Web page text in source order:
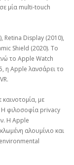
μία multi-touch
Retina Display (2010),
Shield (2020). Το
το Apple Watch
η Apple λανσάρει το
καινοτομία, με
Η φιλοσοφία privacy
Η Apple
αλουμίνιο και